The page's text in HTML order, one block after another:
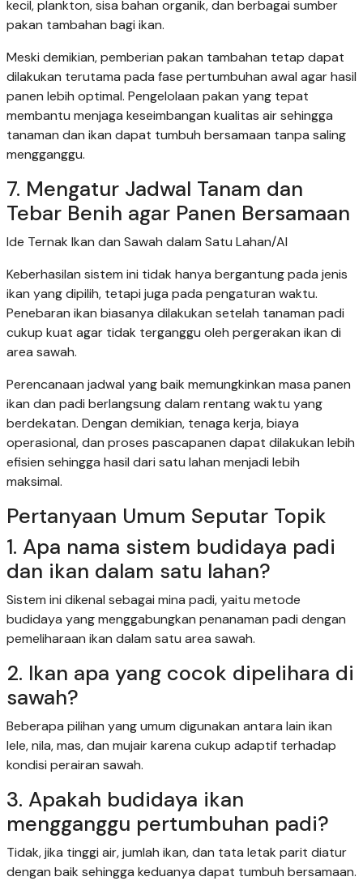
kecil, plankton, sisa bahan organik, dan berbagai sumber
pakan tambahan bagi ikan.
Meski demikian, pemberian pakan tambahan tetap dapat
dilakukan terutama pada fase pertumbuhan awal agar hasil
panen lebih optimal. Pengelolaan pakan yang tepat
membantu menjaga keseimbangan kualitas air sehingga
tanaman dan ikan dapat tumbuh bersamaan tanpa saling
mengganggu.
7. Mengatur Jadwal Tanam dan
Tebar Benih agar Panen Bersamaan
Ide Ternak Ikan dan Sawah dalam Satu Lahan/AI
Keberhasilan sistem ini tidak hanya bergantung pada jenis
ikan yang dipilih, tetapi juga pada pengaturan waktu.
Penebaran ikan biasanya dilakukan setelah tanaman padi
cukup kuat agar tidak terganggu oleh pergerakan ikan di
area sawah.
Perencanaan jadwal yang baik memungkinkan masa panen
ikan dan padi berlangsung dalam rentang waktu yang
berdekatan. Dengan demikian, tenaga kerja, biaya
operasional, dan proses pascapanen dapat dilakukan lebih
efisien sehingga hasil dari satu lahan menjadi lebih
maksimal.
Pertanyaan Umum Seputar Topik
1. Apa nama sistem budidaya padi
dan ikan dalam satu lahan?
Sistem ini dikenal sebagai mina padi, yaitu metode
budidaya yang menggabungkan penanaman padi dengan
pemeliharaan ikan dalam satu area sawah.
2. Ikan apa yang cocok dipelihara di
sawah?
Beberapa pilihan yang umum digunakan antara lain ikan
lele, nila, mas, dan mujair karena cukup adaptif terhadap
kondisi perairan sawah.
3. Apakah budidaya ikan
mengganggu pertumbuhan padi?
Tidak, jika tinggi air, jumlah ikan, dan tata letak parit diatur
dengan baik sehingga keduanya dapat tumbuh bersamaan.